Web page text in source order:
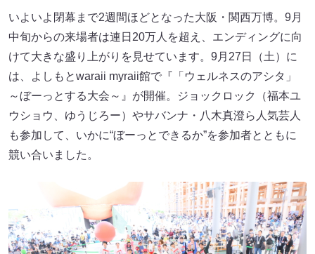
いよいよ閉幕まで2週間ほどとなった大阪・関西万博。9月
中旬からの来場者は連日20万人を超え、エンディングに向
けて大きな盛り上がりを見せています。9月27日（土）に
は、よしもとwaraii myraii館で『「ウェルネスのアシタ」
～ぼーっとする大会～』が開催。ジョックロック（福本ユ
ウショウ、ゆうじろー）やサバンナ・八木真澄ら人気芸人
も参加して、いかに“ぼーっとできるか”を参加者とともに
競い合いました。